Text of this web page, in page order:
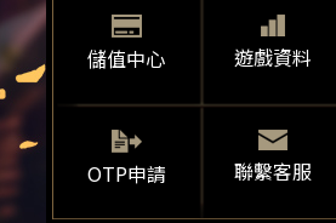
儲值中心 遊戲資料
OTP申請 聯繫客服